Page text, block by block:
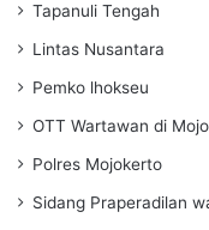
Tapanuli Tengah
Lintas Nusantara
Pemko lhokseu
OTT Wartawan di
Polres Mojokerto
Sidang Praperadilan